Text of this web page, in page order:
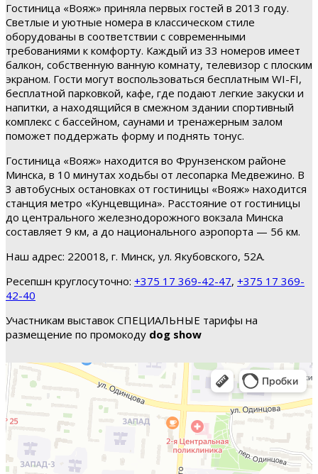
Гостиница «Вояж» приняла первых гостей в 2013 году.
Светлые и уютные номера в классическом стиле
оборудованы в соответствии с современными
требованиями к комфорту. Каждый из 33 номеров имеет
балкон, собственную ванную комнату, телевизор с плоским
экраном. Гости могут воспользоваться бесплатным WI-FI,
бесплатной парковкой, кафе, где подают легкие закуски и
напитки, а находящийся в смежном здании спортивный
комплекс с бассейном, саунами и тренажерным залом
поможет поддержать форму и поднять тонус.
Гостиница «Вояж» находится во Фрунзенском районе
Минска, в 10 минутах ходьбы от лесопарка Медвежино. В
3 автобусных остановках от гостиницы «Вояж» находится
станция метро «Кунцевщина». Расстояние от гостиницы
до центрального железнодорожного вокзала Минска
составляет 9 км, а до национального аэропорта — 56 км.
Наш адрес: 220018, г. Минск, ул. Якубовского, 52А.
Ресепшн круглосуточно: +375 17 369-42-47, +375 17 369-
42-40
Участникам выставок СПЕЦИАЛЬНЫЕ тарифы на
размещение по промокоду dog show